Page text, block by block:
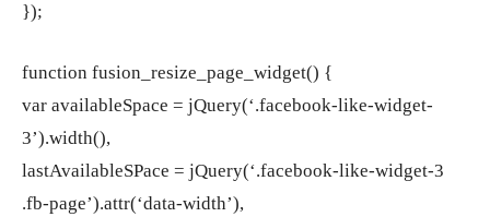
});
function fusion_resize_page_widget() {
var availableSpace = jQuery(‘.facebook-like-widget-
3’).width(),
lastAvailableSPace = jQuery(‘.facebook-like-widget-3
.fb-page’).attr(‘data-width’),